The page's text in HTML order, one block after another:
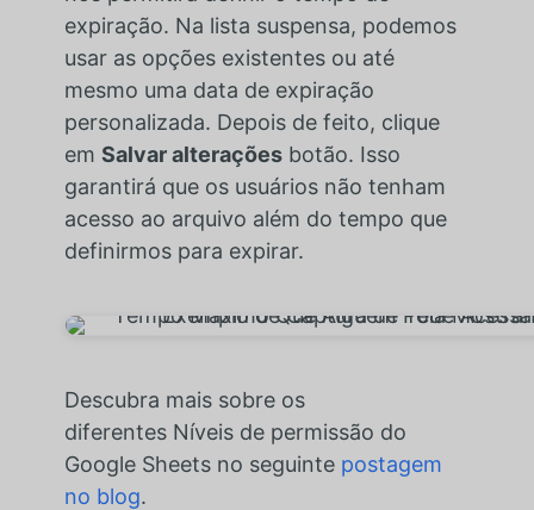
expiração. Na lista suspensa, podemos
usar as opções existentes ou até
mesmo uma data de expiração
personalizada. Depois de feito, clique
em Salvar alterações botão. Isso
garantirá que os usuários não tenham
acesso ao arquivo além do tempo que
definirmos para expirar.
Descubra mais sobre os
diferentes Níveis de permissão do
Google Sheetsno seguinte postagem
no blog.